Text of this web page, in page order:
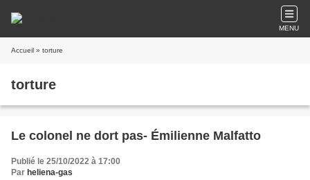
MENU
Accueil » torture
torture
Le colonel ne dort pas- Émilienne Malfatto
Publié le 25/10/2022 à 17:00
Par heliena-gas